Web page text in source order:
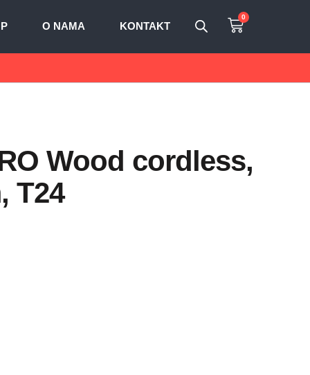
O NAMA KONTAKT
0
Wood cordless,
T24